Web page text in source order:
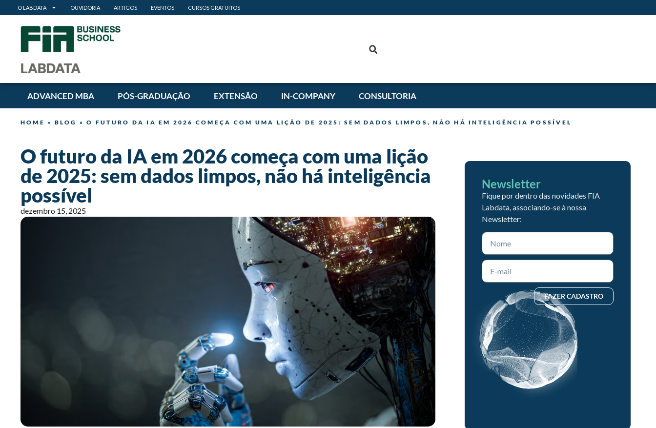
O LABDATA OUVIDORIA ARTIGOS EVENTOS CURSOS GRATUITOS
ADVANCED MBA PÓS-GRADUAÇÃO EXTENSÃO IN-COMPANY CONSULTORIA
HOME » BLOG »O FUTURO DA IA EM 2026 COMEÇA COM UMA LIÇÃO DE 2025: SEM DADOS LIMPOS, NÃO HÁ INTELIGÊNCIA POSSÍVEL
O futuro da IA em 2026 começa com uma lição
de 2025: sem dados limpos, não há inteligência
possível
dezembro 15, 2025
Newsletter
Fique por dentro das novidades FIA
Labdata, associando-se à nossa
Newsletter:
FAZER CADASTRO